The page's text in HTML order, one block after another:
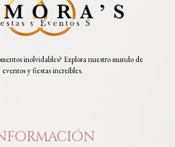
inolvidables? Explora nuestro mundo de
eventos y fiestas increíbles.